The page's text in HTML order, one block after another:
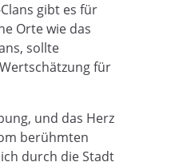
gibt es für
Orte wie das
sollte
für
und das Herz
berühmten
durch die Stadt